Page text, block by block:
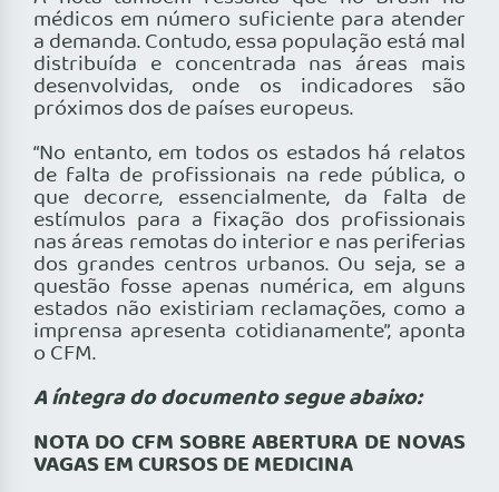
médicos em número suficiente para atender
a demanda. Contudo, essa população está mal
distribuída e concentrada nas áreas mais
desenvolvidas, onde os indicadores são
próximos dos de países europeus.
“No entanto, em todos os estados há relatos
de falta de profissionais na rede pública, o
que decorre, essencialmente, da falta de
estímulos para a fixação dos profissionais
nas áreas remotas do interior e nas periferias
dos grandes centros urbanos. Ou seja, se a
questão fosse apenas numérica, em alguns
estados não existiriam reclamações, como a
imprensa apresenta cotidianamente”, aponta
o CFM.
A íntegra do documento segue abaixo:
NOTA DO CFM SOBRE ABERTURA DE NOVAS
VAGAS EM CURSOS DE MEDICINA